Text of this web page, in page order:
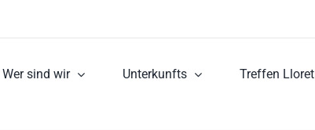
Wer sind wir Unterkunfts Treffen Lloret